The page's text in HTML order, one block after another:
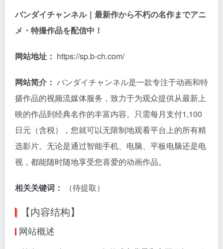
バンダイチャンネル｜最新作から不朽の名作までアニ
メ・特撮作品を配信中！
网站地址： https://sp.b-ch.com/
网站简介： バンダイチャンネル是一款专注于动画和特
摄作品的视频流媒体服务，致力于为观众提供从最新上
映的作品到经典名作的丰富内容。只需每月支付1,100
日元（含税），您就可以无限制地观看平台上的所有精
选影片。无论是通过智能手机、电脑、平板电脑还是电
视，都能随时随地享受您喜爱的动画作品。
相关关键词： （待提取）
【内容结构】
网站概述